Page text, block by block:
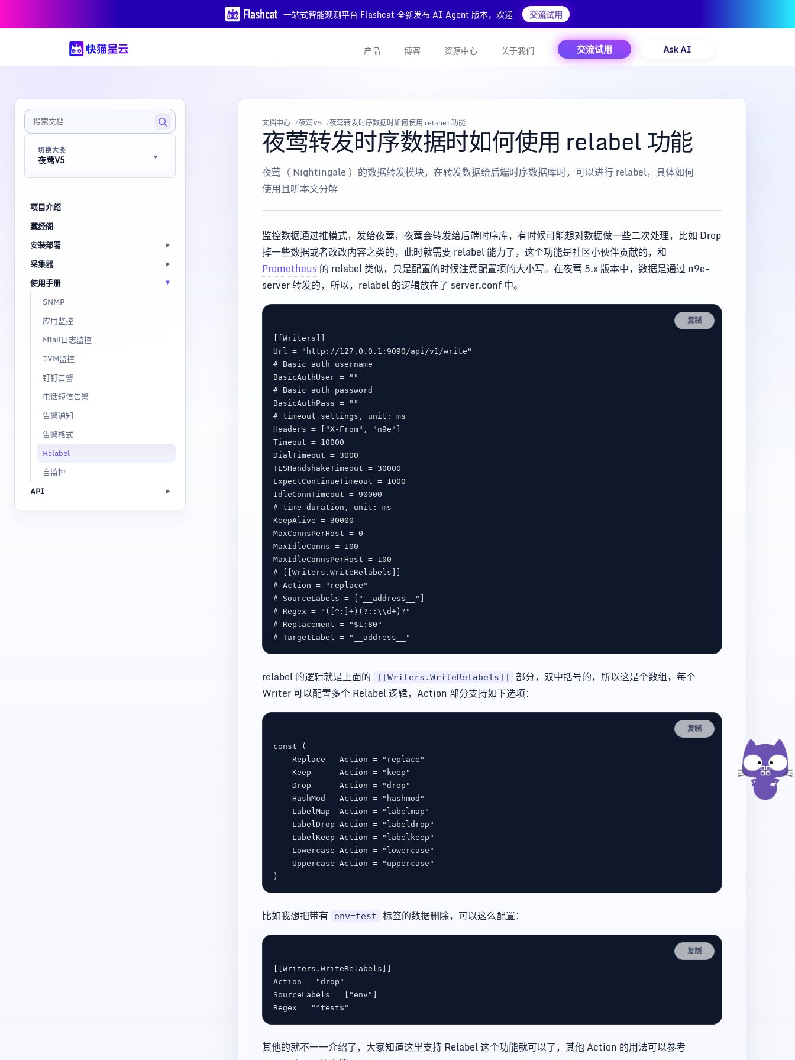
一站式智能观测平台 Flashcat 全新发布 AI Agent 版本，欢迎 交流试用
产品 博客 资源中心 关于我们 交流试用 Ask AI
切换大类
夜莺V5
项目介绍
藏经阁
安装部署
采集器
使用手册
SNMP
应用监控
Mtail日志监控
JVM监控
钉钉告警
电话短信告警
告警通知
告警格式
Relabel
自监控
API
文档中心 夜莺V5 夜莺转发时序数据时如何使用 relabel 功能
夜莺转发时序数据时如何使用 relabel 功能
夜莺（ Nightingale ）的数据转发模块，在转发数据给后端时序数据库时，可以进行 relabel，具体如何
使用且听本文分解
监控数据通过推模式，发给夜莺，夜莺会转发给后端时序库，有时候可能想对数据做一些二次处理，比如 Drop
掉一些数据或者改改内容之类的，此时就需要 relabel 能力了，这个功能是社区小伙伴贡献的，和
Prometheus 的 relabel 类似，只是配置的时候注意配置项的大小写。在夜莺 5.x 版本中，数据是通过 n9e-
server 转发的，所以，relabel 的逻辑放在了 server.conf 中。
复制
Writers
Url =
"http://127.0.0.1:9090/api/v1/write"
# Basic auth username
BasicAuthUser =
""
# Basic auth password
BasicAuthPass =
""
# timeout settings, unit: ms
Headers = [ "X-From" , "n9e"
Timeout = 10000
DialTimeout = 3000
TLSHandshakeTimeout = 30000
ExpectContinueTimeout = 1000
IdleConnTimeout = 90000
# time duration, unit: ms
KeepAlive = 30000
MaxConnsPerHost = 0
MaxIdleConns = 100
MaxIdleConnsPerHost = 100
# [[Writers.WriteRelabels]]
# Action = "replace"
# SourceLabels = ["__address__"]
# Regex = "([^:]+)(?::\\d+)?"
# Replacement = "$1:80"
# TargetLabel = "__address__"
relabel 的逻辑就是上面的 [[Writers.WriteRelabels]]
部分，双中括号的，所以这是个数组，每个
Writer 可以配置多个 Relabel 逻辑，Action 部分支持如下选项：
复制
const
Replace
Action =
"replace"
Keep
Action =
"keep"
Drop
Action =
"drop"
HashMod
Action =
"hashmod"
LabelMap
Action =
"labelmap"
LabelDrop Action =
"labeldrop"
LabelKeep Action =
"labelkeep"
Lowercase Action =
"lowercase"
Uppercase Action =
"uppercase"
比如我想把带有 env=test 标签的数据删除，可以这么配置：
复制
Writers . WriteRelabels
Action =
"drop"
SourceLabels = [ "env"
Regex = "^test$"
其他的就不一一介绍了，大家知道这里支持 Relabel 这个功能就可以了，其他 Action 的用法可以参考